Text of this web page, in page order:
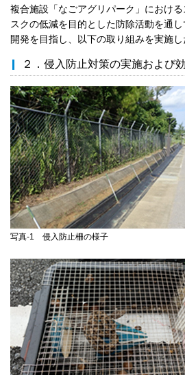
複合施設「なごアグリパーク」におけ
スクの低減を目的とした防除活動を通
開発を目指し、以下の取り組みを実施し
２．侵入防止対策の実施および
写真-1 侵入防止柵の様子